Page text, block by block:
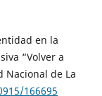
en la
“Volver a
Nacional de La
166695